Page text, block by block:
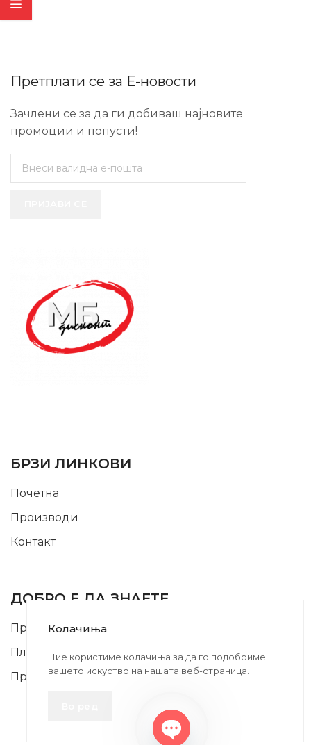
Претплати се за Е-новости
Зачлени се за да ги добиваш најновите
промоции и попусти!
БРЗИ ЛИНКОВИ
Почетна
Производи
Контакт
ДОБРО Е ДА ЗНАЕТЕ
Правила и Услови
Плаќање и Поврат на Средства
Профил
Колачиња
Ние користиме колачиња за да го подобриме
вашето искуство на нашата веб-страница.